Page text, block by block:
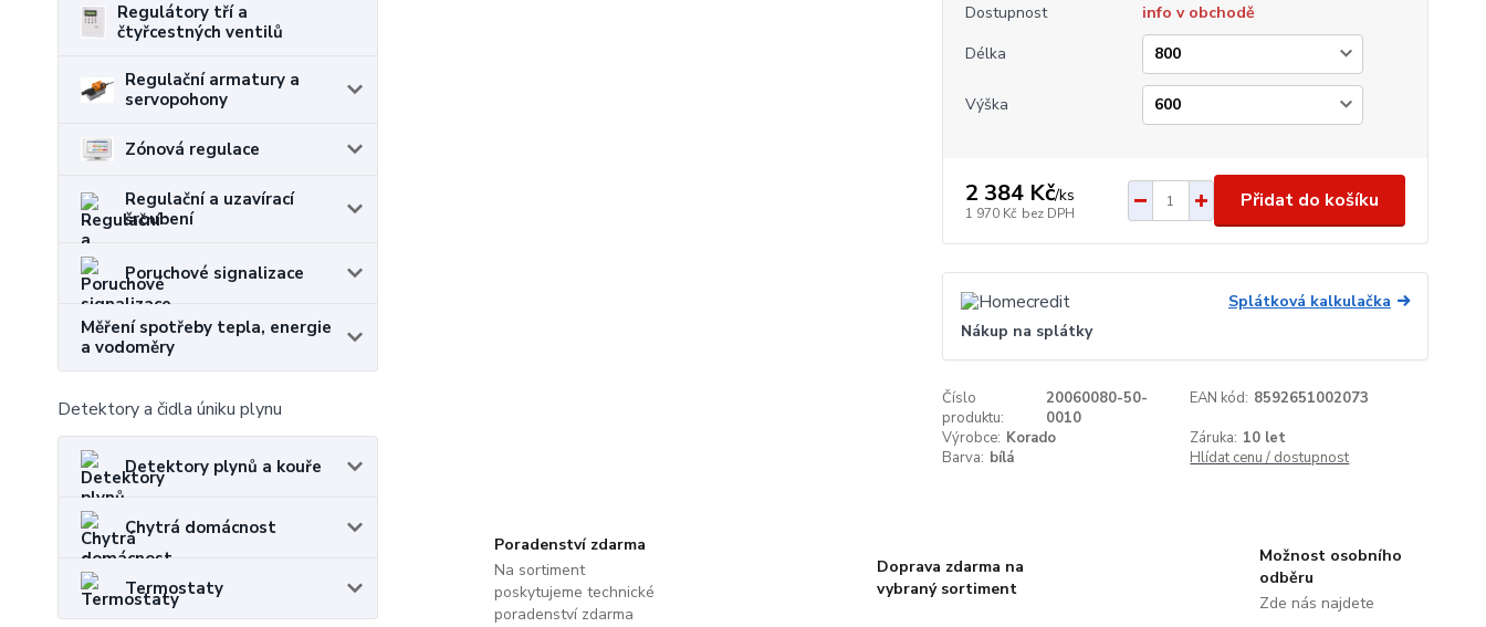
Regulátory tří a
čtyřcestných ventilů
Regulační armatury a
servopohony
Zónová regulace
Regulační a uzavírací
šroubení
Poruchové signalizace
Měření spotřeby tepla, energie
a vodoměry
Detektory a čidla úniku plynu
Detektory plynů a kouře
Chytrá domácnost
Termostaty
Dostupnost
info v obchodě
Délka
Výška
2 384 Kč/ks
1 970 Kč bez DPH
Přidat do košíku
Splátková kalkulačka
Nákup na splátky
Číslo
produktu:
20060080-50-
0010
EAN kód: 8592651002073
Výrobce: Korado Záruka: 10 let
Barva: bílá Hlídat cenu / dostupnost
Poradenství zdarma
Na sortiment
poskytujeme technické
poradenství zdarma
Doprava zdarma na
vybraný sortiment
Možnost osobního
odběru
Zde nás najdete